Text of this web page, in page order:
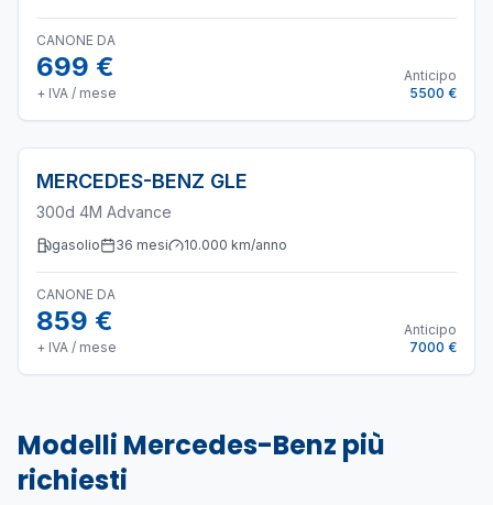
CANONE DA
699 €
+ IVA / mese
Anticipo
5500 €
MERCEDES-BENZ GLE
300d 4M Advance
gasolio 36 mesi 10.000 km/anno
CANONE DA
859 €
+ IVA / mese
Anticipo
7000 €
Modelli Mercedes-Benz più
richiesti